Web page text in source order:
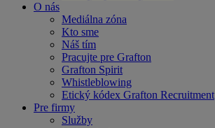
O nás
Mediálna zóna
Kto sme
Náš tím
Pracujte pre Grafton
Grafton Spirit
Whistleblowing
Etický kódex Grafton Recruitment
Pre firmy
Služby